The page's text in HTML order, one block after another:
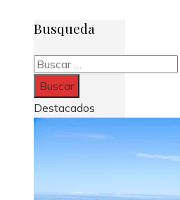
Busqueda
Buscar:
Destacados